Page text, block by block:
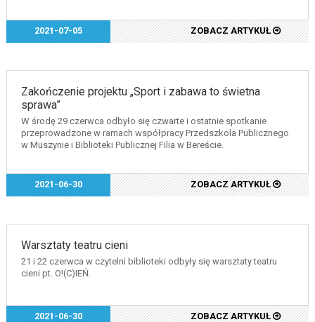
2021-07-05 ZOBACZ ARTYKUŁ
Zakończenie projektu „Sport i zabawa to świetna
sprawa”
W środę 29 czerwca odbyło się czwarte i ostatnie spotkanie
przeprowadzone w ramach współpracy Przedszkola Publicznego
w Muszynie i Biblioteki Publicznej Filia w Bereście.
2021-06-30 ZOBACZ ARTYKUŁ
Warsztaty teatru cieni
21 i 22 czerwca w czytelni biblioteki odbyły się warsztaty teatru
cieni pt. O!(C)IEŃ.
2021-06-30 ZOBACZ ARTYKUŁ